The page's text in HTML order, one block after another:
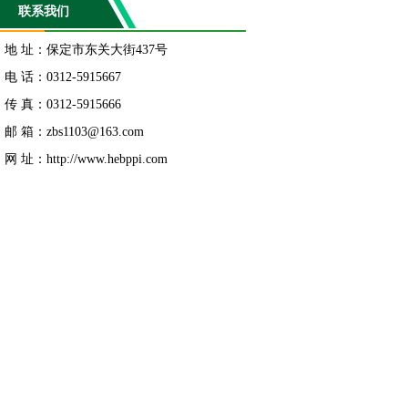
联系我们
地 址：保定市东关大街437号
电 话：0312-5915667
传 真：0312-5915666
邮 箱： zbs1103@163.com
网 址：http://www.hebppi.com